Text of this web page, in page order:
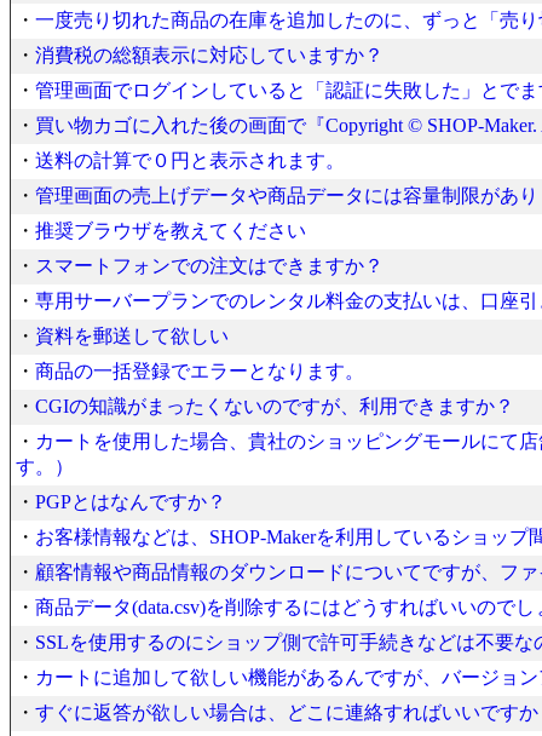
・ 一度売り切れた商品の在庫を追加したのに、ずっと「売
・ 消費税の総額表示に対応していますか？
・ 管理画面でログインしていると「認証に失敗した」とで
・ 買い物カゴに入れた後の画面で『Copyright © SHOP-
・ 送料の計算で０円と表示されます。
・ 管理画面の売上げデータや商品データには容量制限があ
・ 推奨ブラウザを教えてください
・ スマートフォンでの注文はできますか？
・ 専用サーバープランでのレンタル料金の支払いは、口座
・ 資料を郵送して欲しい
・ 商品の一括登録でエラーとなります。
・ CGIの知識がまったくないのですが、利用できますか？
・ カートを使用した場合、貴社のショッピングモールにて
す。）
・ PGPとはなんですか？
・ お客様情報などは、SHOP-Makerを利用しているショップ
・ 顧客情報や商品情報のダウンロードについてですが、フ
・ 商品データ(data.csv)を削除するにはどうすればいいのでし
・ SSLを使用するのにショップ側で許可手続きなどは不要な
・ カートに追加して欲しい機能があるんですが、バージョ
・ すぐに返答が欲しい場合は、どこに連絡すればいいですか